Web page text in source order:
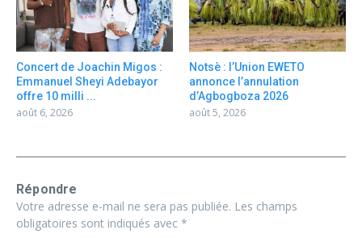
Concert de Joachin Migos :
Emmanuel Sheyi Adebayor
offre 10 milli ...
août 6, 2026
Notsè : l’Union EWETO
annonce l’annulation
d’Agbogboza 2026
août 5, 2026
Répondre
Votre adresse e-mail ne sera pas publiée. Les champs
obligatoires sont indiqués avec *